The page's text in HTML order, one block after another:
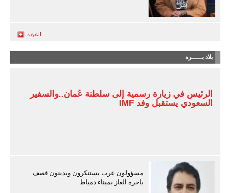
بلاد بـــــره
الرئيس في زيارة رسمية إلى سلطنة عُمان..والسفير
السعودي يستقبل وفد IMF
مسؤولون عرب يستنكرون ويدينون قصف
باخرة الغاز بميناء دمياط